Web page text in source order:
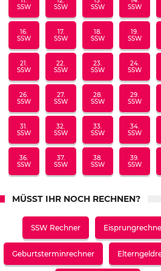
SSW
SSW
SSW
SSW
16.
SSW
17.
SSW
18.
SSW
19.
SSW
21.
SSW
22.
SSW
23.
SSW
24.
SSW
26.
SSW
27.
SSW
28.
SSW
29.
SSW
31.
SSW
32.
SSW
33.
SSW
34.
SSW
36.
SSW
37.
SSW
38.
SSW
39.
SSW
MÜSST IHR NOCH RECHNEN?
SSW Rechner
Geburtsterminrechner